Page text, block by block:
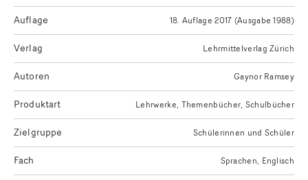
Auflage 18. Auflage 2017 (Ausgabe 1988)
Verlag Lehrmittelverlag Zürich
Autoren Gaynor Ramsey
Produktart Lehrwerke Themenbücher, Schulbücher
Zielgruppe Schülerinnen und Schüler
Fach Sprachen Englisch